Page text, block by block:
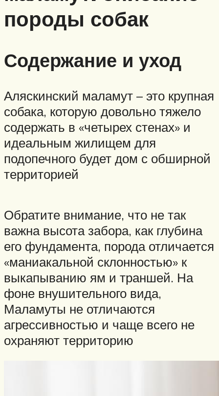
породы собак
Содержание и уход
Аляскинский маламут – это крупная
собака, которую довольно тяжело
содержать в «четырех стенах» и
идеальным жилищем для
подопечного будет дом с обширной
территорией
Обратите внимание, что не так
важна высота забора, как глубина
его фундамента, порода отличается
«маниакальной склонностью» к
выкапыванию ям и траншей. На
фоне внушительного вида,
Маламуты не отличаются
агрессивностью и чаще всего не
охраняют территорию